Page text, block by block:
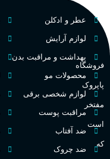
کشور مبدا برند
طبع تلخ
غلظت
اکسترکت دو پرفیوم
گروه بویایی میوه ای
فروشگاه
پاپروک
مفتخر
است
که
عطر و ادکلن
لوازم آرایش
بهداشت و مراقبت بدن
محصولات مو
لوازم شخصی برقی
مراقبت پوست
ضد آفتاب
ضد چروک